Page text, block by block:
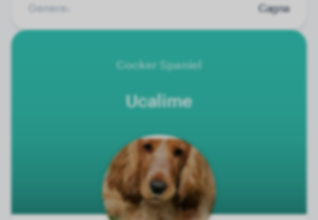
Genere:
Cagna
Cocker Spaniel
Ucalime